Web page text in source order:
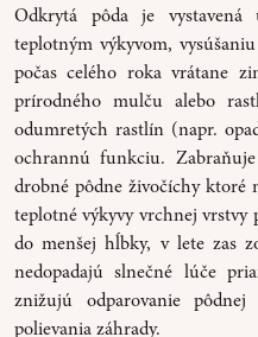
Odkrytá pôda je vystavená
teplotným výkyvom,
počas celého roka vrátane
prírodného mulču alebo
odumretých rastlín (napr.
ochrannú funkciu.
drobné pôdne živočíchy
teplotné výkyvy vrchnej vrstvy
do menšej hĺbky, v lete zas
nedopadajú slnečné lúče
znižujú odparovanie
polievania záhrady.